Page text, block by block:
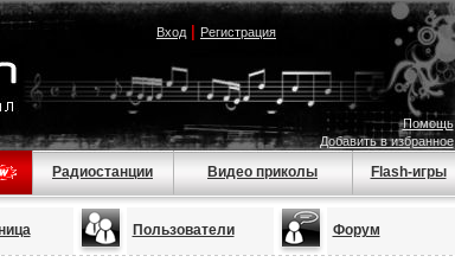
Вход| Регистрация
Помощь
Добавить в избранное
Радиостанции Видео приколы Flash-игры
Пользователи Форум